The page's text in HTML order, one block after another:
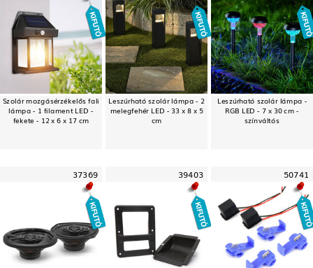
Szolár mozgásérzékelős fali
lámpa - 1 filament LED -
fekete - 12 x 6 x 17 cm
Leszúrható szolár lámpa - 2
melegfehér LED - 33 x 8 x 5
cm
Leszúrható szolár lámpa -
RGB LED - 7 x 30 cm -
színváltós
37369 39403 50741